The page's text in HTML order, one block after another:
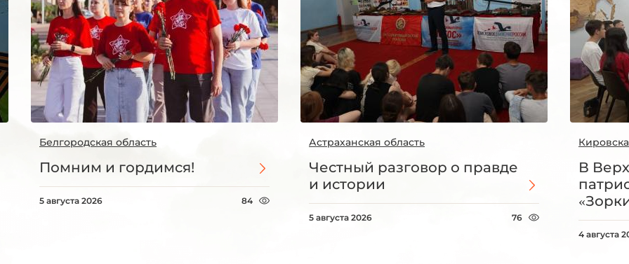
Белгородская область
Помним и гордимся!
5 августа 2026 84
Астраханская область
Честный разговор о правде
и истории
5 августа 2026 76
В
4 августа